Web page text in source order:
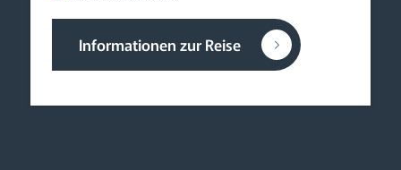
Informationen zur Reise